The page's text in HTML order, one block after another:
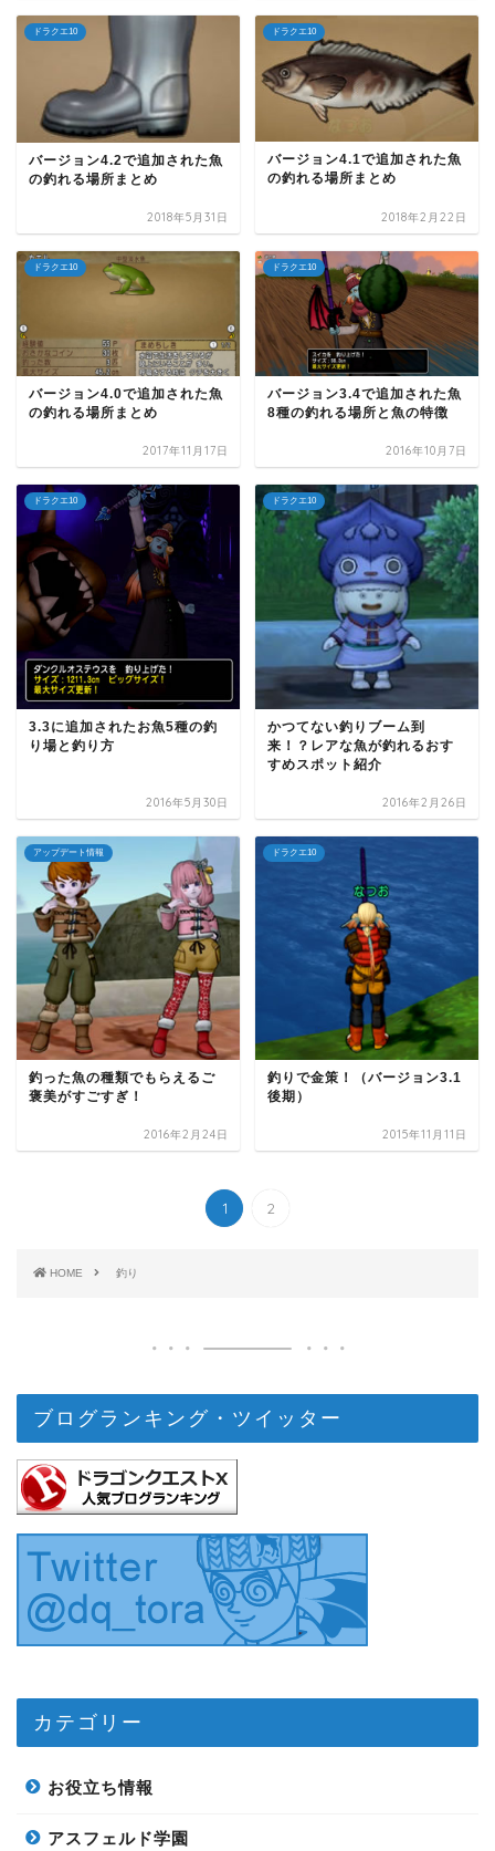
ドラクエ10
バージョン4.2で追加された魚
の釣れる場所まとめ
2018年5月31日
ドラクエ10
バージョン4.1で追加された魚
の釣れる場所まとめ
2018年2月22日
ドラクエ10
バージョン4.0で追加された魚
の釣れる場所まとめ
2017年11月17日
ドラクエ10
バージョン3.4で追加された魚
8種の釣れる場所と魚の特徴
2016年10月7日
ドラクエ10
3.3に追加されたお魚5種の釣
り場と釣り方
2016年5月30日
ドラクエ10
かつてない釣りブーム到
来！？レアな魚が釣れるおす
すめスポット紹介
2016年2月26日
アップデート情報
釣った魚の種類でもらえるご
褒美がすごすぎ！
2016年2月24日
ドラクエ10
釣りで金策！（バージョン3.1
後期）
2015年11月11日
1 2
HOME 釣り
ブログランキング・ツイッター
カテゴリー
お役立ち情報
アスフェルド学園